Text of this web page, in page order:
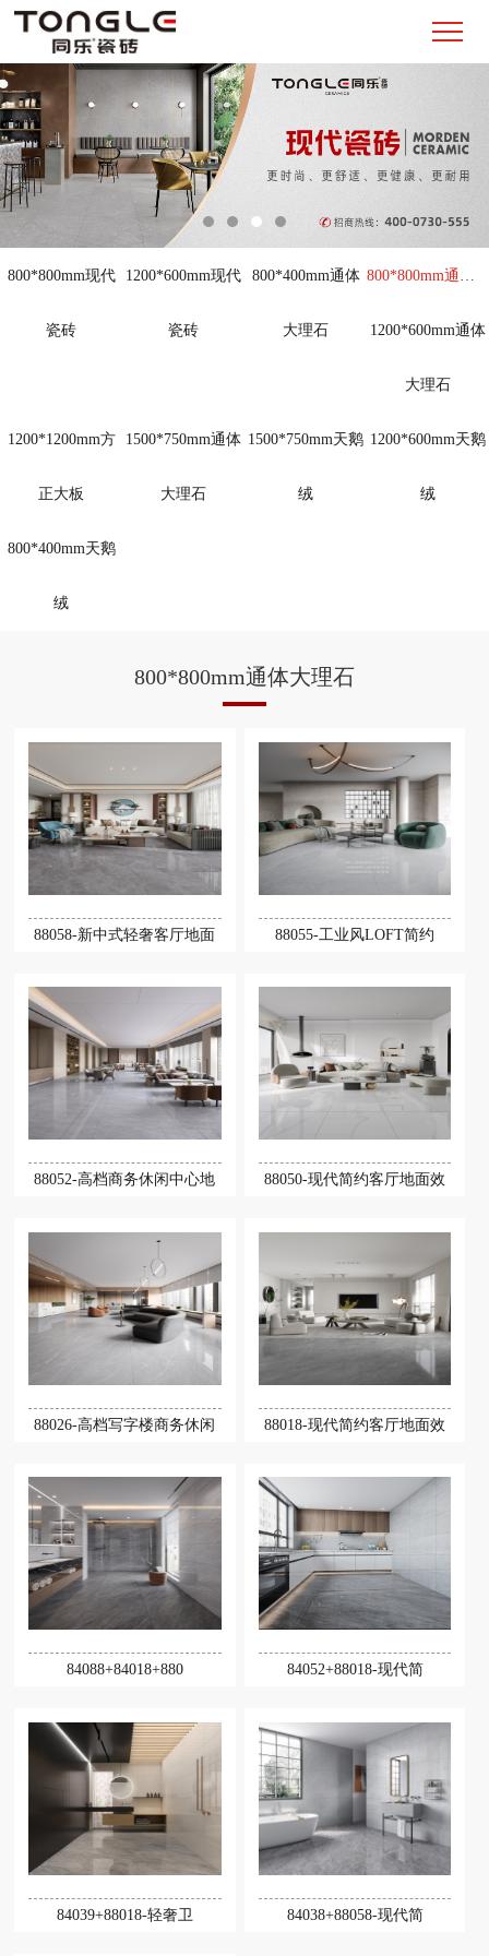
800*800mm现代
瓷砖
1200*600mm现代
瓷砖
800*400mm通体
大理石 1200*600mm通体
大理石
1200*1200mm方
正大板
1500*750mm通体
大理石
1500*750mm天鹅
绒
1200*600mm天鹅
绒
800*400mm天鹅
绒
800*800mm通体大理石
88058-新中式轻奢客厅地面 88055-工业风LOFT简约
88052-高档商务休闲中心地 88050-现代简约客厅地面效
88026-高档写字楼商务休闲 88018-现代简约客厅地面效
84088+84018+880 84052+88018-现代简
84039+88018-轻奢卫 84038+88058-现代简